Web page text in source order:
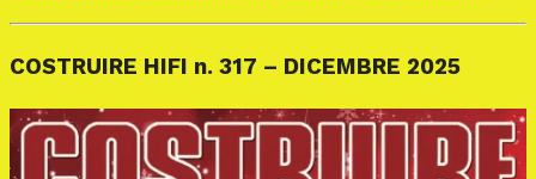
COSTRUIRE HIFI n. 317 – DICEMBRE 2025